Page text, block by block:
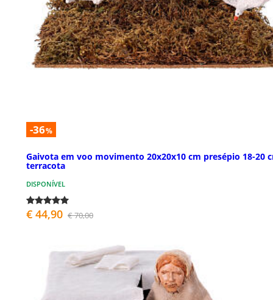
-36%
Gaivota em voo movimento 20x20x10 cm presépio 18-20
terracota
DISPONÍVEL
€ 44,90 € 70,00